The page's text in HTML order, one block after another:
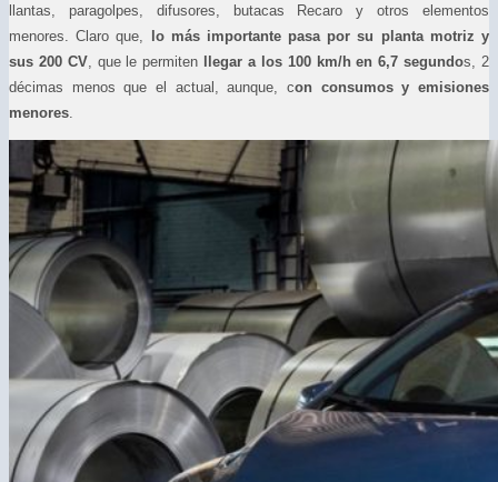
llantas, paragolpes, difusores, butacas Recaro y otros elementos
menores. Claro que,
lo más importante pasa por su planta motriz y
sus 200 CV, que le permiten llegar a los 100 km/h en 6,7 segundos, 2
décimas menos que el actual, aunque, con consumos y emisiones
menores